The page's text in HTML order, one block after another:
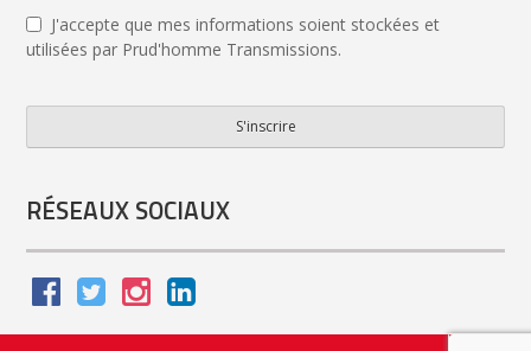
J'accepte que mes informations soient stockées et
utilisées par Prud'homme Transmissions.
S'inscrire
Email *
RÉSEAUX SOCIAUX